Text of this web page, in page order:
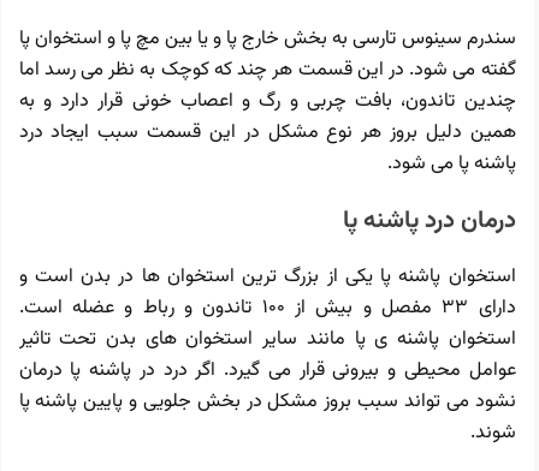
سندرم سینوس تارسی به بخش خارج پا و یا بین مچ پا و استخوان پا
گفته می شود. در این قسمت هر چند که کوچک به نظر می رسد اما
چندین تاندون، بافت چربی و رگ و اعصاب خونی قرار دارد و به
همین دلیل بروز هر نوع مشکل در این قسمت سبب ایجاد درد
پاشنه پا می شود.
درمان درد پاشنه پا
استخوان پاشنه پا یکی از بزرگ ترین استخوان ها در بدن است و
دارای 33 مفصل و بیش از 100 تاندون و رباط و عضله است.
استخوان پاشنه ی پا مانند سایر استخوان های بدن تحت تاثیر
عوامل محیطی و بیرونی قرار می گیرد. اگر درد در پاشنه پا درمان
نشود می تواند سبب بروز مشکل در بخش جلویی و پایین پاشنه پا
شوند.